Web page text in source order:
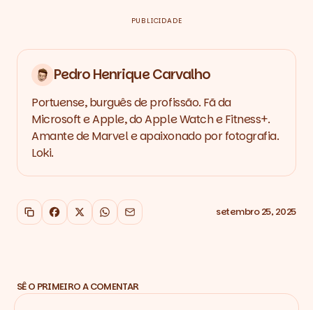
PUBLICIDADE
Pedro Henrique Carvalho
Portuense, burguês de profissão. Fã da
Microsoft e Apple, do Apple Watch e Fitness+.
Amante de Marvel e apaixonado por fotografia.
Loki.
Copiar link
Facebook
X WhatsApp
Email setembro 25, 2025
SÊ O PRIMEIRO A COMENTAR